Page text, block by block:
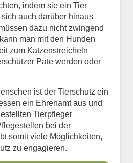
indem sie ein Tier
auch darüber hinaus
dazu nicht zwingend
man mit den Hunden
zum Katzenstreicheln
Pate werden oder
ist der Tierschutz ein
ein Ehrenamt aus und
Tierpfleger
bei der
somit viele Möglichkeiten,
zu engagieren.